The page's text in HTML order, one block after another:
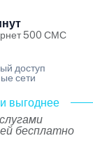
500 СМС
доступ
сети
выгоднее
бесплатно